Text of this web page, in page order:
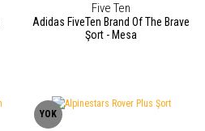
Five Ten
Adidas FiveTen Brand Of The Brave
Şort - Mesa
YOK